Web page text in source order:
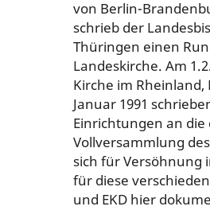
von Berlin-
schrieb der
Thüringen einen
Landeskirche. Am
Kirche im
Januar 1991
Einrichtungen an
Vollversammlung
sich für Versöhnung
für diese
und EKD hier